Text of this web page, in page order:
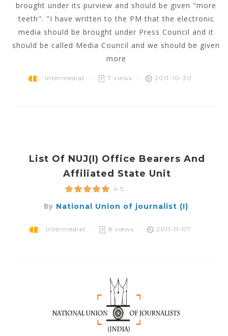
brought under its purview and should be given "more
teeth". "I have written to the PM that the electronic
media should be brought under Press Council and it
should be called Media Council and we should be given
more
Intermediat 7 views 2011-10-30
List Of NUJ(i) Office Bearers And
Affiliated State Unit
4.5
By National Union of journalist (I)
Intermediat 8 views 2011-11-07